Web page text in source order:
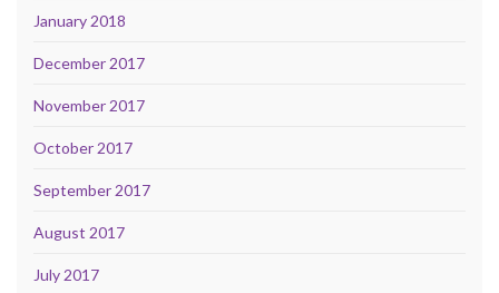
January 2018
December 2017
November 2017
October 2017
September 2017
August 2017
July 2017